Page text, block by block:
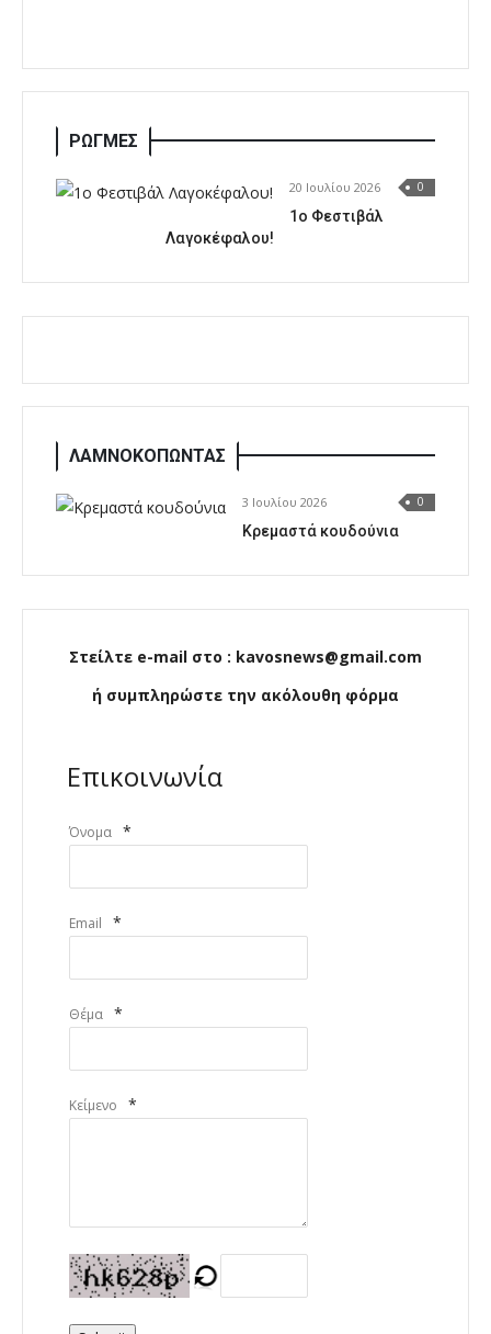
ΡΩΓΜΕΣ
20 Ιουλίου 2026 0
1o Φεστιβάλ
Λαγοκέφαλου!
ΛΑΜΝΟΚΟΠΩΝΤΑΣ
3 Ιουλίου 2026 0
Κρεμαστά κουδούνια
Στείλτε e-mail στο : kavosnews@gmail.com
ή συμπληρώστε την ακόλουθη φόρμα
Επικοινωνία
Όνομα *
Email *
Θέμα *
Κείμενο *